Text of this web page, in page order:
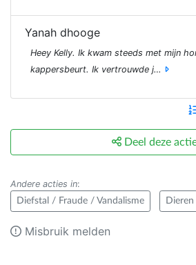
Yanah dhooge
Heey Kelly. Ik kwam steeds met mijn
kappersbeurt. Ik vertrouwde j…
Deel deze
Andere acties in:
Diefstal / Fraude / Vandalisme Dieren
Misbruik melden